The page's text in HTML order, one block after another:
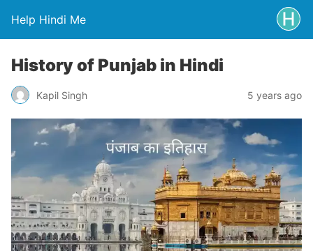
Help Hindi Me
History of Punjab in Hindi
Kapil Singh 5 years ago